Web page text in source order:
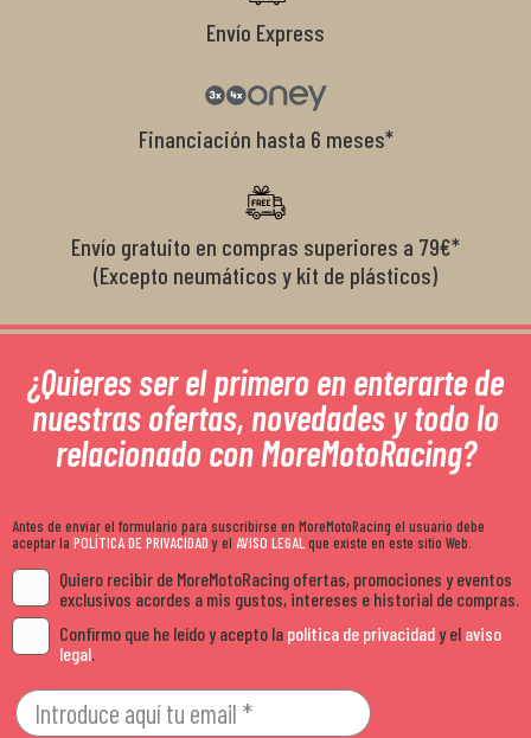
Envío Express
Financiación hasta 6 meses*
Envío gratuito en compras superiores a 79€*
(Excepto neumáticos y kit de plásticos)
¿Quieres ser el primero en enterarte de
nuestras ofertas, novedades y todo lo
relacionado con MoreMotoRacing?
Antes de enviar el formulario para suscribirse en MoreMotoRacing el usuario debe
aceptar la POLÍTICA DE PRIVACIDADy el AVISO LEGALque existe en este sitio Web.
Quiero recibir de MoreMotoRacing ofertas, promociones y eventos
exclusivos acordes a mis gustos, intereses e historial de compras.
Confirmo que he leído y acepto la política de privacidady el aviso
legal.